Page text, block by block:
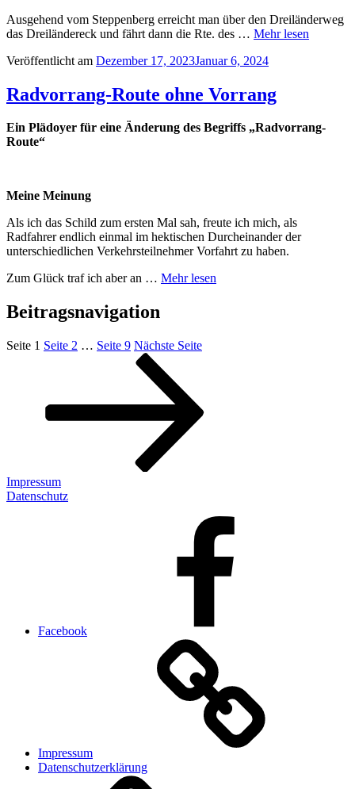
Ausgehend vom Steppenberg erreicht man über den Dreiländerweg
das Dreiländereck und fährt dann die Rte. des … Mehr lesen
Veröffentlicht am Dezember 17, 2023Januar 6, 2024
Radvorrang-Route ohne Vorrang
Ein Plädoyer für eine Änderung des Begriffs „Radvorrang-
Route“
Meine Meinung
Als ich das Schild zum ersten Mal sah, freute ich mich, als
Radfahrer endlich einmal im hektischen Durcheinander der
unterschiedlichen Verkehrsteilnehmer Vorfahrt zu haben.
Zum Glück traf ich aber an … Mehr lesen
Beitragsnavigation
Seite 1 Seite 2 … Seite 9 Nächste Seite
Impressum
Datenschutz
Facebook
Impressum
Datenschutzerklärung